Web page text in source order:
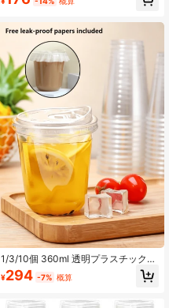
ロー、結婚式、ホリデーパーティ
品、レストラン、カフェ、家庭用に
適しています)
1/3/10個 360ml 透明プラスチックカ
ップ 蓋付き 漏れ防止ペーパー付き
テイクアウト用アイスコーヒーカッ
シェイクに適しています
¥294 -7% 概算